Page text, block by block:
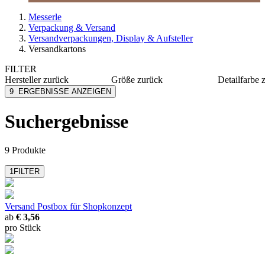
Messerle
Verpackung & Versand
Versandverpackungen, Display & Aufsteller
Versandkartons
FILTER
Herstellerzurück
ColomPac
Nips
Größe zurück
Detailfarbe
9 ERGEBNISSE ANZEIGEN
Suchergebnisse
9 Produkte
1FILTER
Versand Postbox für Shopkonzept
ab € 3,56
pro Stück